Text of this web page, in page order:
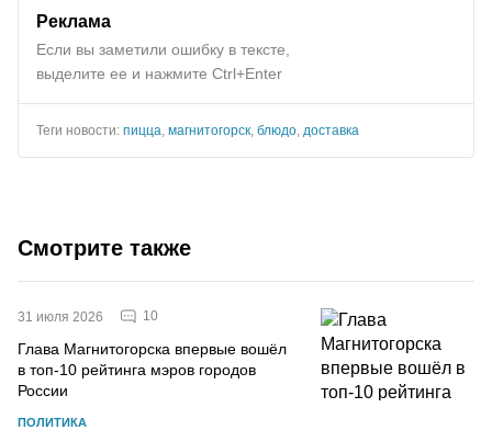
Реклама
Если вы заметили ошибку в тексте,
выделите ее и нажмите Ctrl+Enter
Теги новости: пицца, магнитогорск, блюдо, доставка
Смотрите также
31 июля 2026 10
Глава Магнитогорска впервые вошёл
в топ-10 рейтинга мэров городов
России
ПОЛИТИКА